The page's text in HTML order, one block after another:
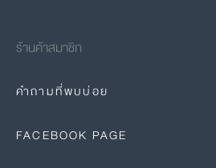
ร้านค้าสมาชิก
คำถามที่พบบ่อย
FACEBOOK PAGE